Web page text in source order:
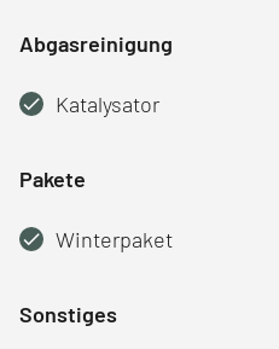
Abgasreinigung
Katalysator
Pakete
Winterpaket
Sonstiges